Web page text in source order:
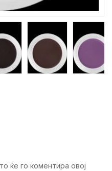
ќе го коментира овој